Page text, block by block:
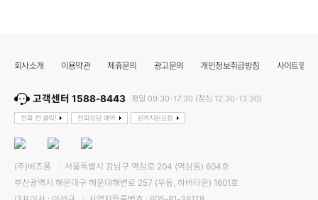
회사소개 이용약관 제휴문의 광고문의 개인정보취급방침 사이트맵
고객센터 1588-8443 평일 09:30-17:30 (점심 12:30-13:30)
전화 전 클릭! 전화상담 예약 원격지원요청
(주)비즈폼
서울특별시 강남구 역삼로 204 (역삼동) 604호
부산광역시 해운대구 해운대해변로 257 (우동, 하버타운) 1601호